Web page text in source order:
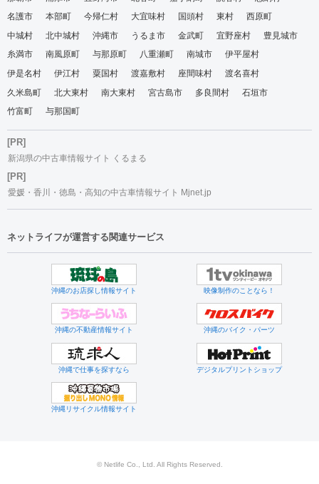
名護市
本部町 今帰仁村 大宜味村 国頭村 東村
西原町
中城村
北中城村 沖縄市 うるま市 金武町 宜野座村
豊見城市
糸満市
南風原町 与那原町 八重瀬町 南城市
伊平屋村
伊是名村
伊江村 粟国村 渡嘉敷村 座間味村
渡名喜村
久米島町
北大東村 南大東村 宮古島市 多良間村
石垣市
竹富町
与那国町
[PR]
新潟県の中古車情報サイト くるまる
[PR]
愛媛・香川・徳島・高知の中古車情報サイト Mjnet.jp
ネットライフが運営する関連サービス
沖縄のお店探し情報サイト 映像制作のことなら！
沖縄の不動産情報サイト 沖縄のバイク・パーツ
沖縄で仕事を探すなら デジタルプリントショップ
沖縄リサイクル情報サイト
© Netlife Co., Ltd. All Rights Reserved.